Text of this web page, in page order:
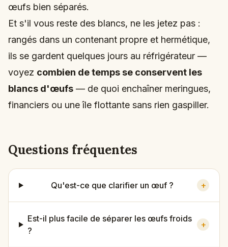
œufs bien séparés.
Et s'il vous reste des blancs, ne les jetez pas :
rangés dans un contenant propre et hermétique,
ils se gardent quelques jours au réfrigérateur —
voyez combien de temps se conservent les
blancs d'œufs — de quoi enchaîner meringues,
financiers ou une île flottante sans rien gaspiller.
Questions fréquentes
Qu'est-ce que clarifier un œuf ? +
Est-il plus facile de séparer les œufs froids
?
+